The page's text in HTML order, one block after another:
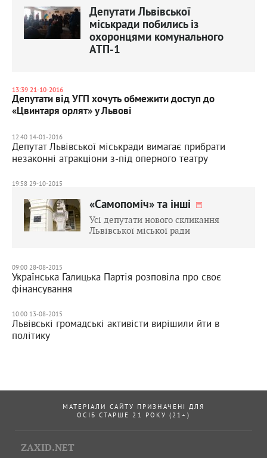
Депутати Львівської
міськради побились із
охоронцями комунального
АТП-1
13:39 21-10-2016
Депутати від УГП хочуть обмежити доступ до
«Цвинтаря орлят» у Львові
12:40 14-01-2016
Депутат Львівської міськради вимагає прибрати
незаконні атракціони з-під оперного театру
19:58 29-10-2015
«Самопоміч» та інші
Усі депутати нового скликання
Львівської міської ради
09:00 28-08-2015
Українська Галицька Партія розповіла про своє
фінансування
10:00 13-08-2015
Львівські громадські активісти вирішили йти в
політику
МАТЕРІАЛИ САЙТУ ПРИЗНАЧЕНІ ДЛЯ
ОСІБ СТАРШЕ 21 РОКУ (21+)
ZAXID.NET